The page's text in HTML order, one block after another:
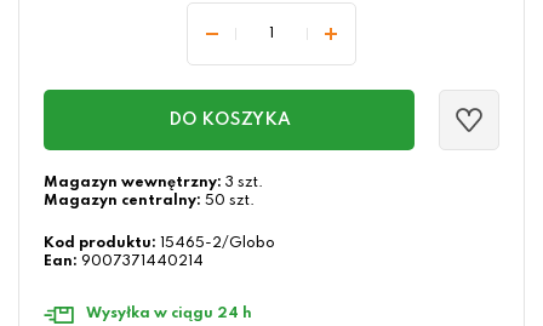
DO KOSZYKA
Magazyn wewnętrzny: 3 szt.
Magazyn centralny: 50 szt.
Kod produktu:
15465-2/Globo
Ean: 9007371440214
Wysyłka w ciągu 24 h